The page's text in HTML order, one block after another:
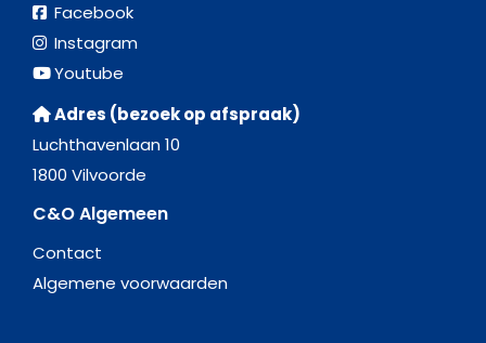
Facebook
Instagram
Youtube
Adres (bezoek op afspraak)
Luchthavenlaan 10
1800 Vilvoorde
C&O Algemeen
Contact
Algemene voorwaarden